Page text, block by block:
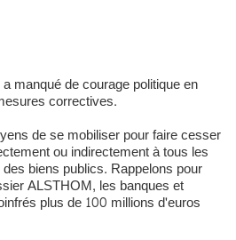
correctives.
de se mobiliser pour faire cesser
ou indirectement à tous les
biens publics. Rappelons pour
ALSTHOM, les banques et
plus de 100 millions d'euros